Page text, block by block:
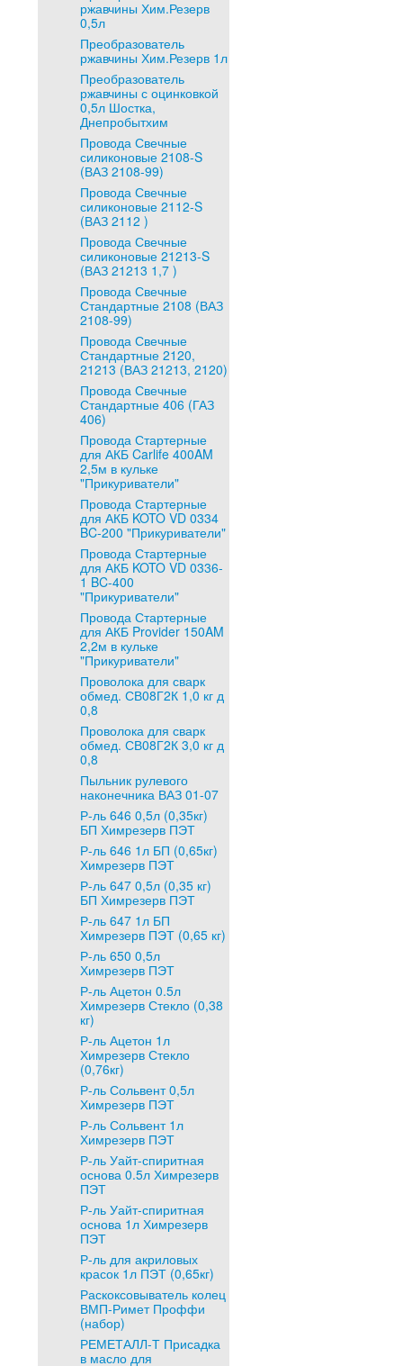
ржавчины Хим.Резерв
0,5л
Преобразователь
ржавчины Хим.Резерв 1л
Преобразователь
ржавчины с оцинковкой
0,5л Шостка,
Днепробытхим
Провода Свечные
силиконовые 2108-S
(ВАЗ 2108-99)
Провода Свечные
силиконовые 2112-S
(ВАЗ 2112 )
Провода Свечные
силиконовые 21213-S
(ВАЗ 21213 1,7 )
Провода Свечные
Стандартные 2108 (ВАЗ
2108-99)
Провода Свечные
Стандартные 2120,
21213 (ВАЗ 21213, 2120)
Провода Свечные
Стандартные 406 (ГАЗ
406)
Провода Стартерные
для АКБ Carlife 400AM
2,5м в кульке
"Прикуриватели"
Провода Стартерные
для АКБ KOTO VD 0334
BC-200 "Прикуриватели"
Провода Стартерные
для АКБ KOTO VD 0336-
1 BC-400
"Прикуриватели"
Провода Стартерные
для АКБ Provider 150AM
2,2м в кульке
"Прикуриватели"
Проволока для сварк
обмед. СВ08Г2К 1,0 кг д
0,8
Проволока для сварк
обмед. СВ08Г2К 3,0 кг д
0,8
Пыльник рулевого
наконечника ВАЗ 01-07
Р-ль 646 0,5л (0,35кг)
БП Химрезерв ПЭТ
Р-ль 646 1л БП (0,65кг)
Химрезерв ПЭТ
Р-ль 647 0,5л (0,35 кг)
БП Химрезерв ПЭТ
Р-ль 647 1л БП
Химрезерв ПЭТ (0,65 кг)
Р-ль 650 0,5л
Химрезерв ПЭТ
Р-ль Ацетон 0.5л
Химрезерв Стекло (0,38
кг)
Р-ль Ацетон 1л
Химрезерв Стекло
(0,76кг)
Р-ль Сольвент 0,5л
Химрезерв ПЭТ
Р-ль Сольвент 1л
Химрезерв ПЭТ
Р-ль Уайт-спиритная
основа 0.5л Химрезерв
ПЭТ
Р-ль Уайт-спиритная
основа 1л Химрезерв
ПЭТ
Р-ль для акриловых
красок 1л ПЭТ (0,65кг)
Раскоксовыватель колец
ВМП-Римет Проффи
(набор)
РЕМЕТАЛЛ-Т Присадка
в масло для